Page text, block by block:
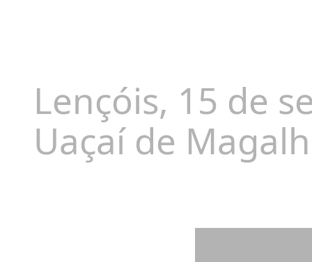
Lençóis, 15 de
Uaçaí de